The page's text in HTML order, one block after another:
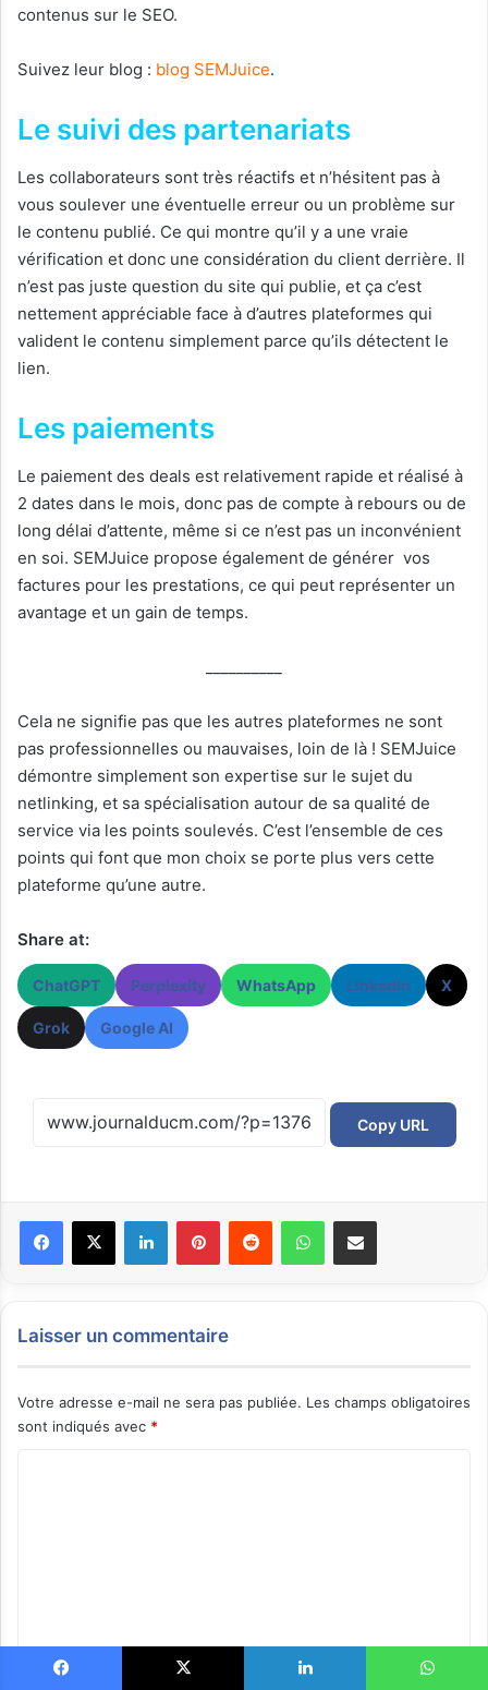
contenus sur le SEO.
Suivez leur blog : blog SEMJuice.
Le suivi des partenariats
Les collaborateurs sont très réactifs et n’hésitent pas à
vous soulever une éventuelle erreur ou un problème sur
le contenu publié. Ce qui montre qu’il y a une vraie
vérification et donc une considération du client derrière. Il
n’est pas juste question du site qui publie, et ça c’est
nettement appréciable face à d’autres plateformes qui
valident le contenu simplement parce qu’ils détectent le
lien.
Les paiements
Le paiement des deals est relativement rapide et réalisé à
2 dates dans le mois, donc pas de compte à rebours ou de
long délai d’attente, même si ce n’est pas un inconvénient
en soi. SEMJuice propose également de générer vos
factures pour les prestations, ce qui peut représenter un
avantage et un gain de temps.
Cela ne signifie pas que les autres plateformes ne sont
pas professionnelles ou mauvaises, loin de là ! SEMJuice
démontre simplement son expertise sur le sujet du
netlinking, et sa spécialisation autour de sa qualité de
service via les points soulevés. C’est l’ensemble de ces
points qui font que mon choix se porte plus vers cette
plateforme qu’une autre.
Share at:
ChatGPT Perplexity WhatsApp LinkedIn X
Grok Google AI
Copy URL
Laisser un commentaire
Votre adresse e-mail ne sera pas publiée. Les champs obligatoires
sont indiqués avec *